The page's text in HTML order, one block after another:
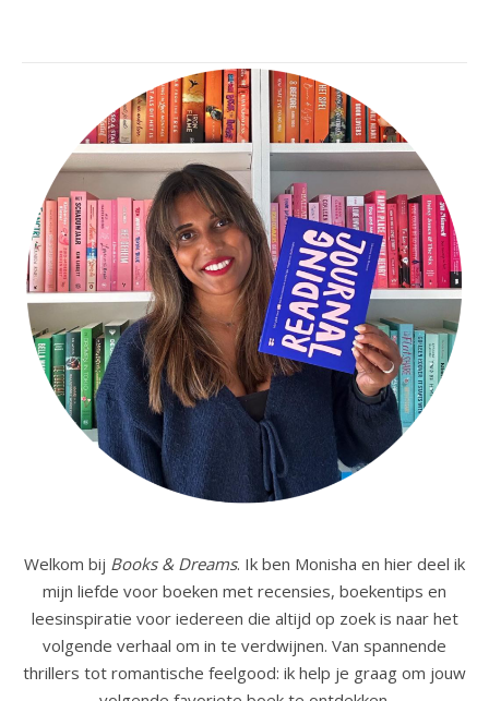
Welkom bij Books & Dreams. Ik ben Monisha en hier deel ik
mijn liefde voor boeken met recensies, boekentips en
leesinspiratie voor iedereen die altijd op zoek is naar het
volgende verhaal om in te verdwijnen. Van spannende
thrillers tot romantische feelgood: ik help je graag om jouw